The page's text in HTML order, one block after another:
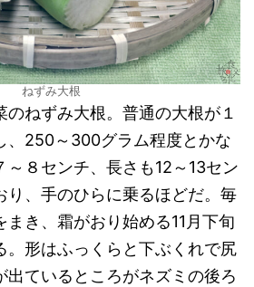
ねずみ大根
のねずみ大根。普通の大根が１
、250～300グラム程度とかな
～８センチ、長さも12～13セン
り、手のひらに乗るほどだ。毎
き、霜がおり始める11月下旬
。形はふっくらと下ぶくれで尻
出ているところがネズミの後ろ